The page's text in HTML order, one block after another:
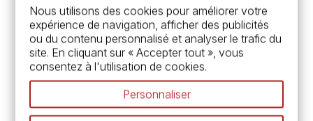
Services
Carte fidélité & avantages
Chèque cadeau, bon cadeaux
Devis & bon de commande
Pass culture - mode d'emploi
Nos promotions en cours
Espace conseils
Nous utilisons des cookies pour améliorer votre
expérience de navigation, afficher des publicités
ou du contenu personnalisé et analyser le trafic du
site. En cliquant sur « Accepter tout », vous
consentez à l'utilisation de cookies.
Personnaliser